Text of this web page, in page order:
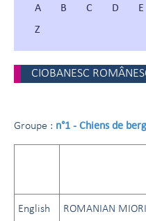
A B C D E
Z
CIOBANESC
Groupe : n°1 - Chiens de
English ROMANIAN